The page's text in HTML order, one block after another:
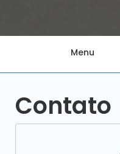
Menu
Contato